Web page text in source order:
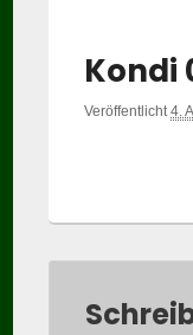
Kondi
Veröffentlicht4.